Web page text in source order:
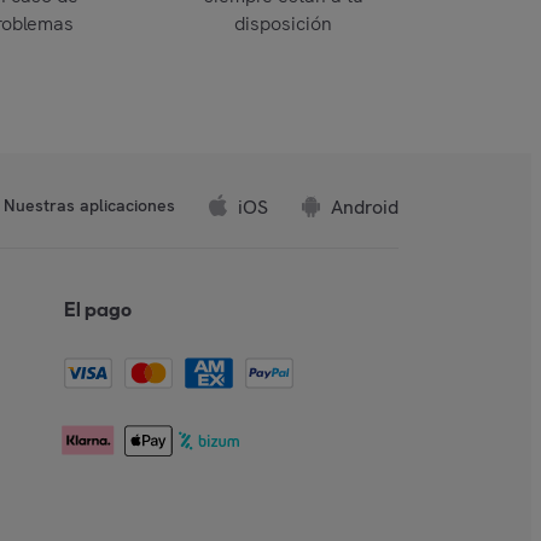
disposición
Nuestras aplicaciones iOS Android
El pago